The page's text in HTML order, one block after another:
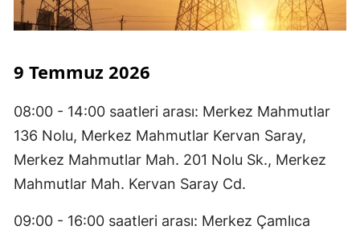
9 Temmuz 2026
08:00 - 14:00 saatleri arası: Merkez Mahmutlar
136 Nolu, Merkez Mahmutlar Kervan Saray,
Merkez Mahmutlar Mah. 201 Nolu Sk., Merkez
Mahmutlar Mah. Kervan Saray Cd.
09:00 - 16:00 saatleri arası: Merkez Çamlıca